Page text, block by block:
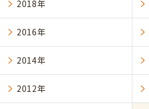
2018年
2016年
2014年
2012年